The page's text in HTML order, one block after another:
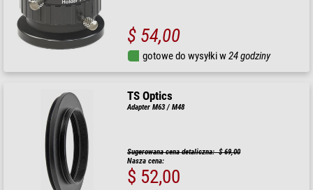
$ 54,00
gotowe do wysyłki w24 godziny
TS Optics
Adapter M63 / M48
Sugerowana cena detaliczna: $ 69,00
Nasza cena:
$ 52,00